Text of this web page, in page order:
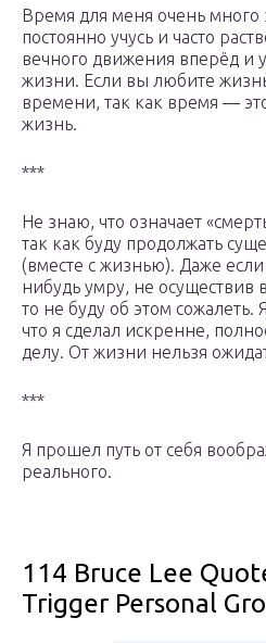
Время для меня очень много
постоянно учусь и часто
вечного движения вперёд и
жизни. Если вы любите
времени, так как время —
жизнь.
***
Не знаю, что означает
так как буду продолжать
(вместе с жизнью). Даже
нибудь умру, не осуществив
то не буду об этом сожалеть.
что я сделал искренне,
делу. От жизни нельзя
***
Я прошел путь от себя
реального.
114 Bruce Lee
Trigger Personal